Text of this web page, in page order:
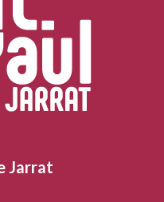
Jarrat